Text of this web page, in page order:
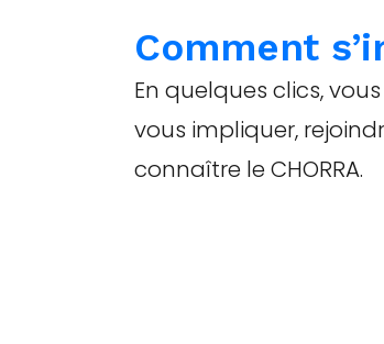
Comment
En quelques clics,
vous impliquer,
connaître le CHORRA.